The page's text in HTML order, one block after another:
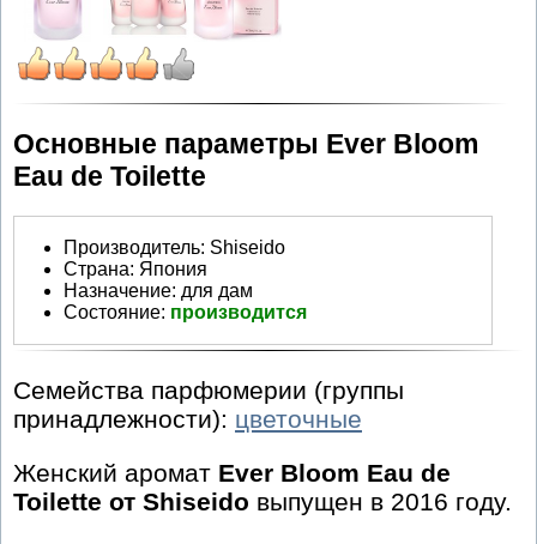
Основные параметры Ever Bloom
Eau de Toilette
Производитель: Shiseido
Страна: Япония
Назначение: для дам
Состояние: производится
Семейства парфюмерии (группы
принадлежности): цветочные
Женский аромат Ever Bloom Eau de
Toilette от Shiseido выпущен в 2016 году.